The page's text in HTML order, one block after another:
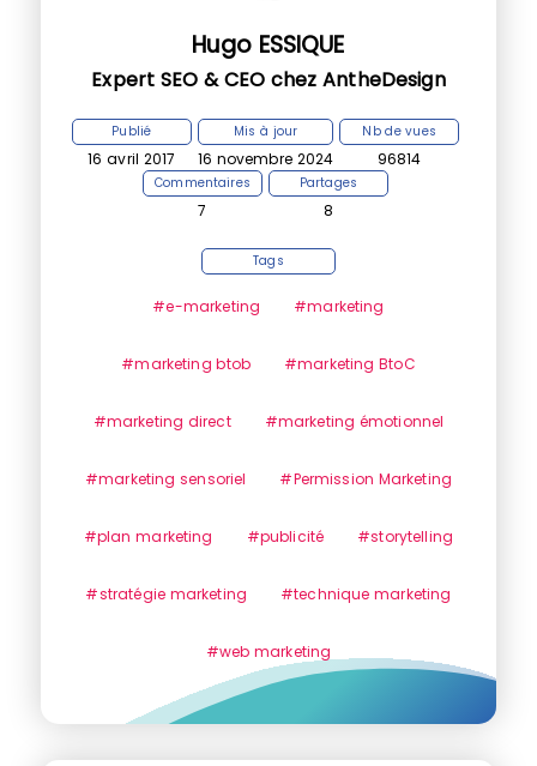
Hugo ESSIQUE
Expert SEO & CEO chez AntheDesign
Publié
16 avril 2017
Mis à jour
16 novembre 2024
Nb de vues
96814
Commentaires
7
Partages
8
Tags
#e-marketing #marketing
#marketing btob #marketing BtoC
#marketing direct #marketing émotionnel
#marketing sensoriel #Permission Marketing
#plan marketing #publicité #storytelling
#stratégie marketing #technique marketing
#web marketing